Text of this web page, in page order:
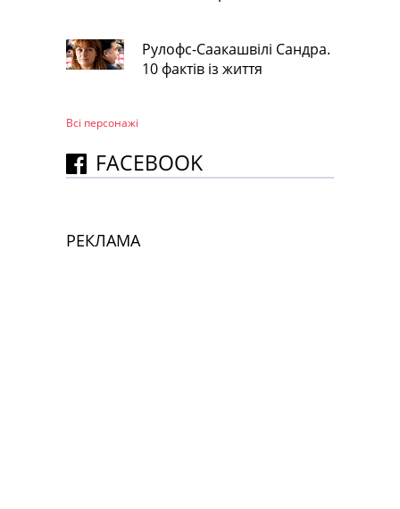
Рулофс-Саакашвілі Сандра.
10 фактів із життя
Всі персонажi
FACEBOOK
РЕКЛАМА